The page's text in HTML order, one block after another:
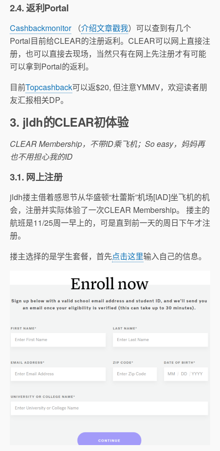
2.4. 返利Portal
Cashbackmonitor（介绍文章戳我）可以查到有几个
Portal目前给CLEAR的注册返利。CLEAR可以网上直接注
册，也可以直接去现场，当然只有在网上先注册才有可能
可以拿到Portal的返利。
目前Topcashback可以返$20, 但注意YMMV，欢迎读者朋
友汇报相关DP。
3. jldh的CLEAR初体验
CLEAR Membership，不带ID乘飞机；So easy，妈妈再
也不用担心我的ID
3.1. 网上注册
jldh搂主借着感恩节从华盛顿“杜蕾斯”机场[IAD]坐飞机的机
会，注册并实际体验了一次CLEAR Membership。 搂主的
航班是11/25周一早上的，可是直到前一天的周日下午才注
册。
搂主选择的是学生套餐，首先点击这里输入自己的信息。